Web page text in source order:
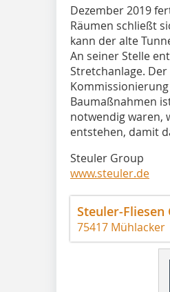
Dezember 2019
Räumen schließt
kann der alte
An seiner Stelle
Stretchanlage.
Kommissionierung
Baumaßnahmen
notwendig waren,
entstehen, damit
Steuler Group
www.steuler.de
Steuler-Fliesen
75417 Mühlacker